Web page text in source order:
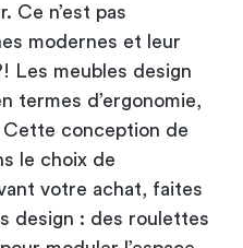
Ce n’est pas
modernes et leur
Les meubles design
termes d’ergonomie,
Cette conception de
le choix de
votre achat, faites
design : des roulettes